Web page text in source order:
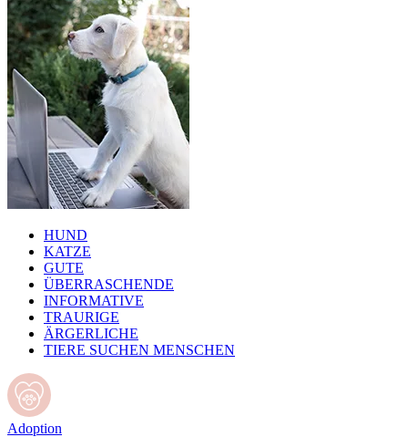
HUND
KATZE
GUTE
ÜBERRASCHENDE
INFORMATIVE
TRAURIGE
ÄRGERLICHE
TIERE SUCHEN MENSCHEN
Adoption